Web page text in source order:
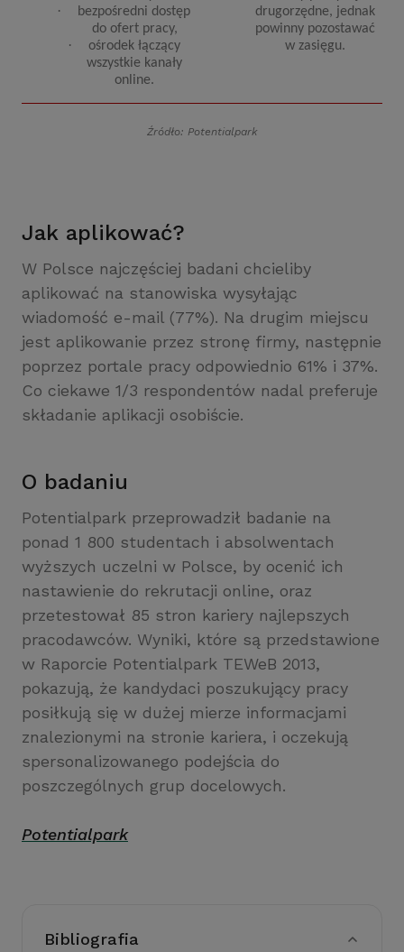
·
bezpośredni dostęp
do ofert pracy,
·
ośrodek łączący
wszystkie kanały
online.
drugorzędne, jednak
powinny pozostawać
w zasięgu.
Źródło: Potentialpark
Jak aplikować?
W Polsce najczęściej badani chcieliby
aplikować na stanowiska wysyłając
wiadomość e-mail (77%). Na drugim miejscu
jest aplikowanie przez stronę firmy, następnie
poprzez portale pracy odpowiednio 61% i 37%.
Co ciekawe 1/3 respondentów nadal preferuje
składanie aplikacji osobiście.
O badaniu
Potentialpark przeprowadził badanie na
ponad 1 800 studentach i absolwentach
wyższych uczelni w Polsce, by ocenić ich
nastawienie do rekrutacji online, oraz
przetestował 85 stron kariery najlepszych
pracodawców. Wyniki, które są przedstawione
w Raporcie Potentialpark TEWeB 2013,
pokazują, że kandydaci poszukujący pracy
posiłkują się w dużej mierze informacjami
znalezionymi na stronie kariera, i oczekują
spersonalizowanego podejścia do
poszczególnych grup docelowych.
Potentialpark
Bibliografia